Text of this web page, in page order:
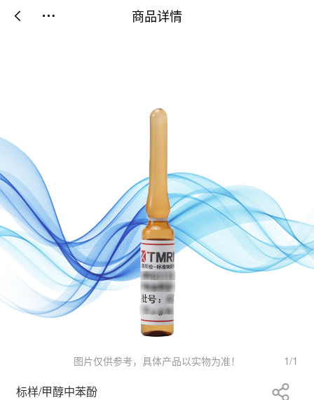
商品详情
 
图片仅供参考，具体产品以实物为准！ 1/1
标样/甲醇中苯酚